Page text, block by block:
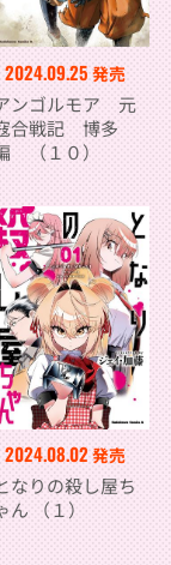
2024.09.25 発売
ンゴルモア 元
合戦記 博多
（１０）
2024.08.02 発売
なりの殺し屋ち
ん （１）